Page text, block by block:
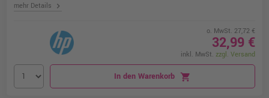
mehr Details chevron_right
o. MwSt. 27,72 €
32,99 €
inkl. MwSt. zzgl. Versand
In den Warenkorb shopping_cart